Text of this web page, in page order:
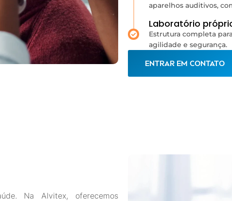
aparelhos auditivos,
Laboratório
Estrutura completa
agilidade e segurança.
ENTRAR EM CONTATO
Na Alvitex, oferecemos